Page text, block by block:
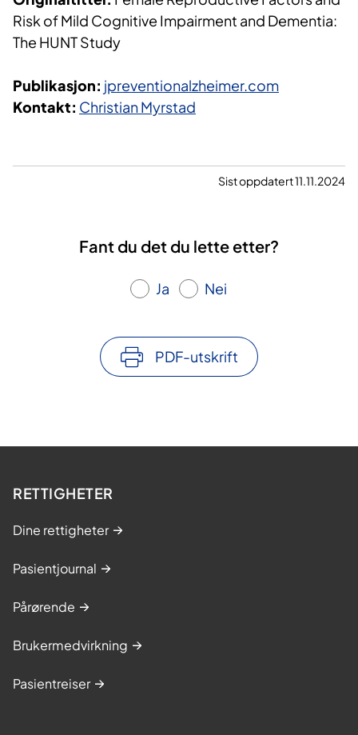
Risk of Mild Cognitive Impairment and Dementia:
The HUNT Study
Publikasjon: jpreventionalzheimer.com
Kontakt: Christian Myrstad
Sist oppdatert 11.11.2024
Fant du det du lette etter?
Ja Nei
PDF-utskrift
RETTIGHETER
Dine rettigheter
Pasientjournal
Pårørende
Brukermedvirkning
Pasientreiser